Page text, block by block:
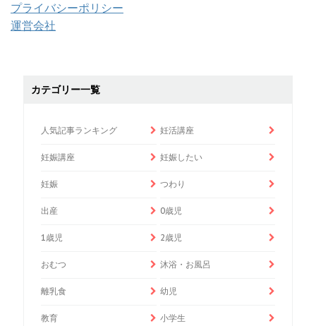
プライバシーポリシー
運営会社
カテゴリー一覧
人気記事ランキング 妊活講座
妊娠講座 妊娠したい
妊娠 つわり
出産 0歳児
1歳児 2歳児
おむつ 沐浴・お風呂
離乳食 幼児
教育 小学生